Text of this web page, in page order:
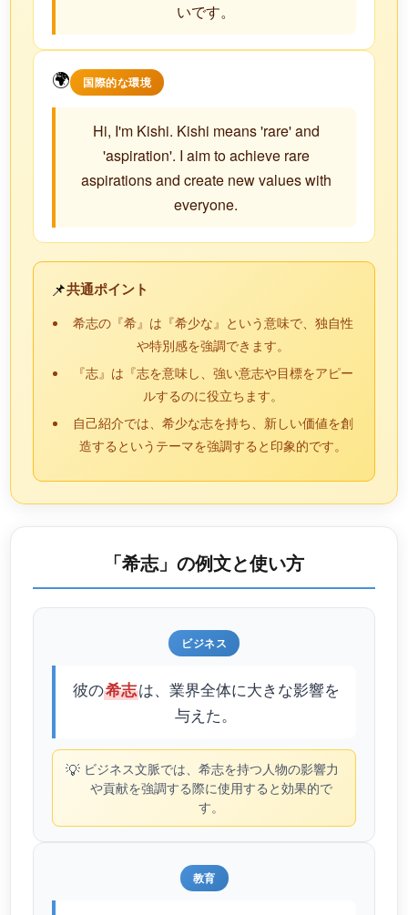
いです。
🌍 国際的な環境
Hi, I'm Kishi. Kishi means 'rare' and
'aspiration'. I aim to achieve rare
aspirations and create new values with
everyone.
📌共通ポイント
希志の『希』は『希少な』という意味で、独自性
や特別感を強調できます。
『志』は『志を意味し、強い意志や目標をアピー
ルするのに役立ちます。
自己紹介では、希少な志を持ち、新しい価値を創
造するというテーマを強調すると印象的です。
「希志」の例文と使い方
ビジネス
彼の希志は、業界全体に大きな影響を
与えた。
💡 ビジネス文脈では、希志を持つ人物の影響力
や貢献を強調する際に使用すると効果的で
す。
教育